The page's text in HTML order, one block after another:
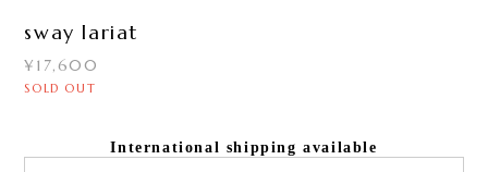
sway lariat
¥17,600
SOLD OUT
International shipping available